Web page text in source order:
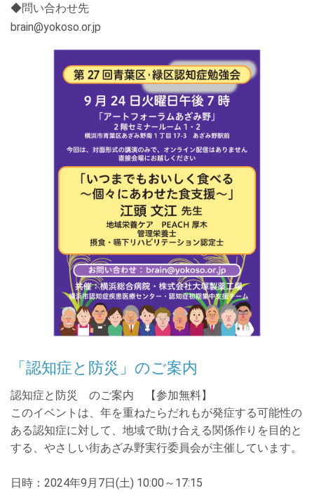
◆問い合わせ先
brain@yokoso.or.jp
「認知症と防災」のご案内
認知症と防災 のご案内 【参加無料】
このイベントは、年を重ねたらだれもが発症する可能性の
ある認知症に対して、地域で助け合える関係作りを目的と
する、やさしい街あざみ野実行委員会が主催しています。
日時： 2024年9 月 7日 (土) 10:00 ～ 17:15